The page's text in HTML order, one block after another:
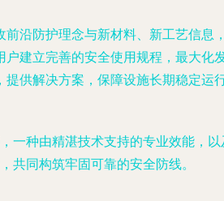
沿防护理念与新材料、新工艺信息
建立完善的安全使用规程，最大化
供解决方案，保障设施长期稳定运行
种由精湛技术支持的专业效能，
共同构筑牢固可靠的安全防线。